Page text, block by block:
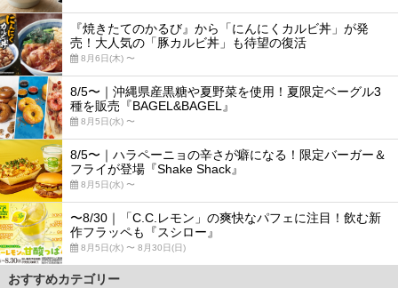
『焼きたてのかるび』から「にんにくカルビ丼」が発
売！大人気の「豚カルビ丼」も待望の復活
8月6日(木) 〜
8/5〜｜沖縄県産黒糖や夏野菜を使用！夏限定ベーグル3
種を販売『BAGEL&BAGEL』
8月5日(水) 〜
8/5〜｜ハラペーニョの辛さが癖になる！限定バーガー＆
フライが登場『Shake Shack』
8月5日(水) 〜
〜8/30｜「C.C.レモン」の爽快なパフェに注目！飲む新
作フラッペも『スシロー』
8月5日(水) 〜 8月30日(日)
おすすめカテゴリー